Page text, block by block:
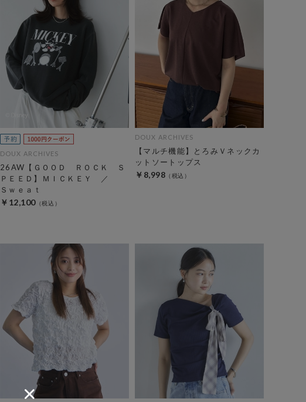
DOUX ARCHIVES
26AW【ＧＯＯＤ ＲＯＣＫ Ｓ
ＰＥＥＤ】ＭＩＣＫＥＹ ／
Ｓｗｅａｔ
￥12,100
DOUX ARCHIVES
【マルチ機能】とろみＶネックカ
ットソートップス
￥8,998